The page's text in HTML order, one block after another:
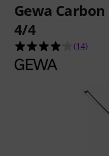
Gewa
4/4
4.1 von
(14)